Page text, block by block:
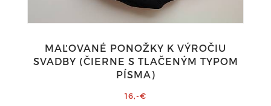
MAĽOVANÉ PONOŽKY K VÝROČIU
SVADBY (ČIERNE S TLAČENÝM TYPOM
PÍSMA)
16,-€